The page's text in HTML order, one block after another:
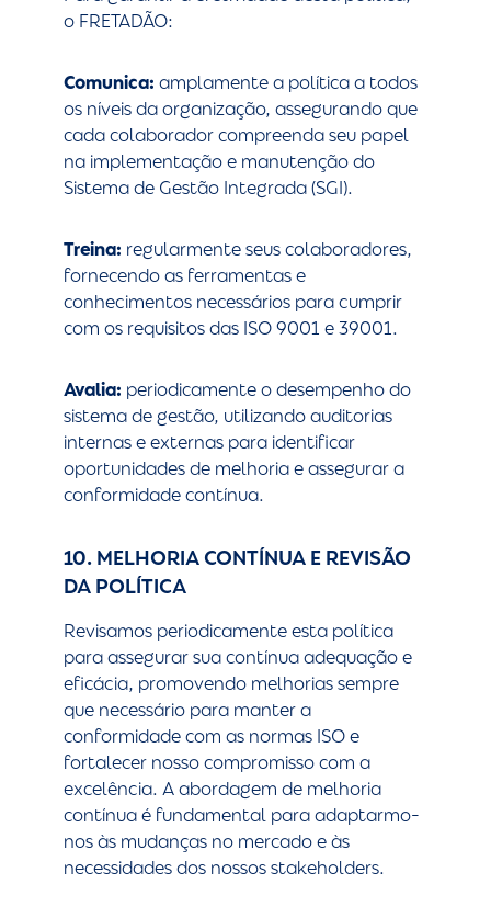
o FRETADÃO:
Comunica: amplamente a política a todos
os níveis da organização, assegurando que
cada colaborador compreenda seu papel
na implementação e manutenção do
Sistema de Gestão Integrada (SGI).
Treina: regularmente seus colaboradores,
fornecendo as ferramentas e
conhecimentos necessários para cumprir
com os requisitos das ISO 9001 e 39001.
Avalia: periodicamente o desempenho do
sistema de gestão, utilizando auditorias
internas e externas para identificar
oportunidades de melhoria e assegurar a
conformidade contínua.
10. MELHORIA CONTÍNUA E REVISÃO
DA POLÍTICA
Revisamos periodicamente esta política
para assegurar sua contínua adequação e
eficácia, promovendo melhorias sempre
que necessário para manter a
conformidade com as normas ISO e
fortalecer nosso compromisso com a
excelência. A abordagem de melhoria
contínua é fundamental para adaptarmo-
nos às mudanças no mercado e às
necessidades dos nossos stakeholders.